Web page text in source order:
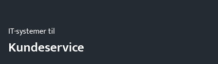
IT-systemer til
Kundeservice